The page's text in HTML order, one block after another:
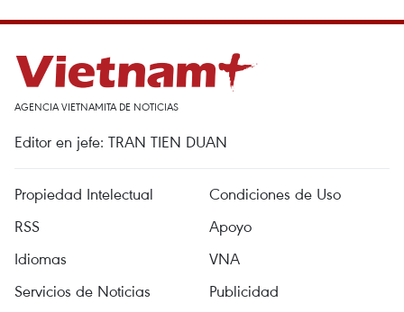
AGENCIA VIETNAMITA DE NOTICIAS
Editor en jefe: TRAN TIEN DUAN
Propiedad Intelectual
Condiciones de Uso
RSS
Apoyo
Idiomas
VNA
Servicios de Noticias
Publicidad